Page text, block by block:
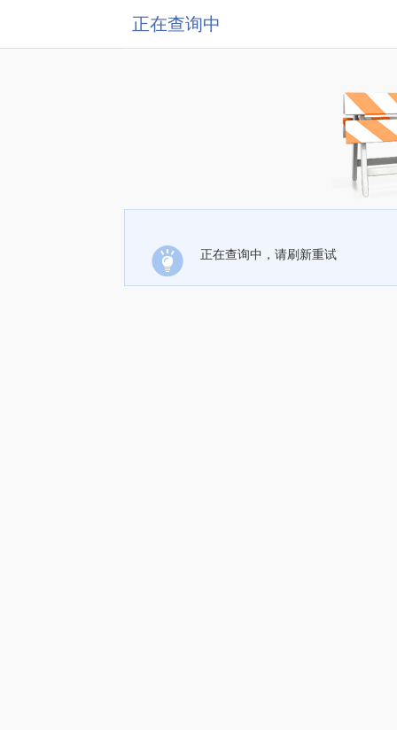
正在查询中
正在查询中，请刷新重试